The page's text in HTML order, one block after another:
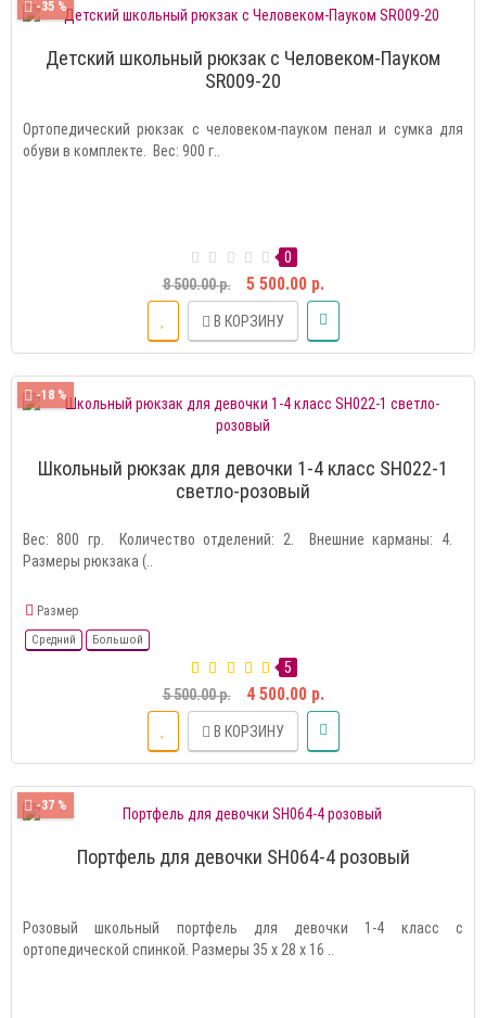
-35 %
Детский школьный рюкзак с Человеком-Пауком
SR009-20
Ортопедический рюкзак с человеком-пауком пенал и сумка для
обуви в комплекте. Вес: 900 г..
0
8 500.00 р.
5 500.00 р.
В КОРЗИНУ
-18 %
Школьный рюкзак для девочки 1-4 класс SH022-1
светло-розовый
Вес: 800 гр. Количество отделений: 2. Внешние карманы: 4.
Размеры рюкзака (..
Размер
Средний Большой
5
5 500.00 р.
4 500.00 р.
В КОРЗИНУ
-37 %
Портфель для девочки SH064-4 розовый
Розовый школьный портфель для девочки 1-4 класс с
ортопедической спинкой. Размеры 35 х 28 х 16 ..